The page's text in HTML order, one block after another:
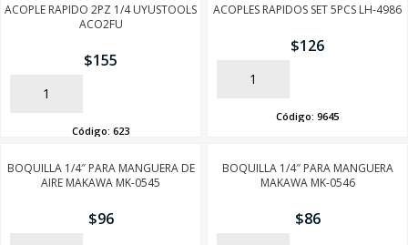
ACOPLE RAPIDO 2PZ 1/4 UYUSTOOLS
ACO2FU
$155
AÑADIR
Código: 623
ACOPLES RAPIDOS SET 5PCS LH-4986
$126
AÑADIR
Código: 9645
BOQUILLA 1/4″ PARA MANGUERA DE
AIRE MAKAWA MK-0545
$96
BOQUILLA 1/4″ PARA MANGUERA
MAKAWA MK-0546
$86